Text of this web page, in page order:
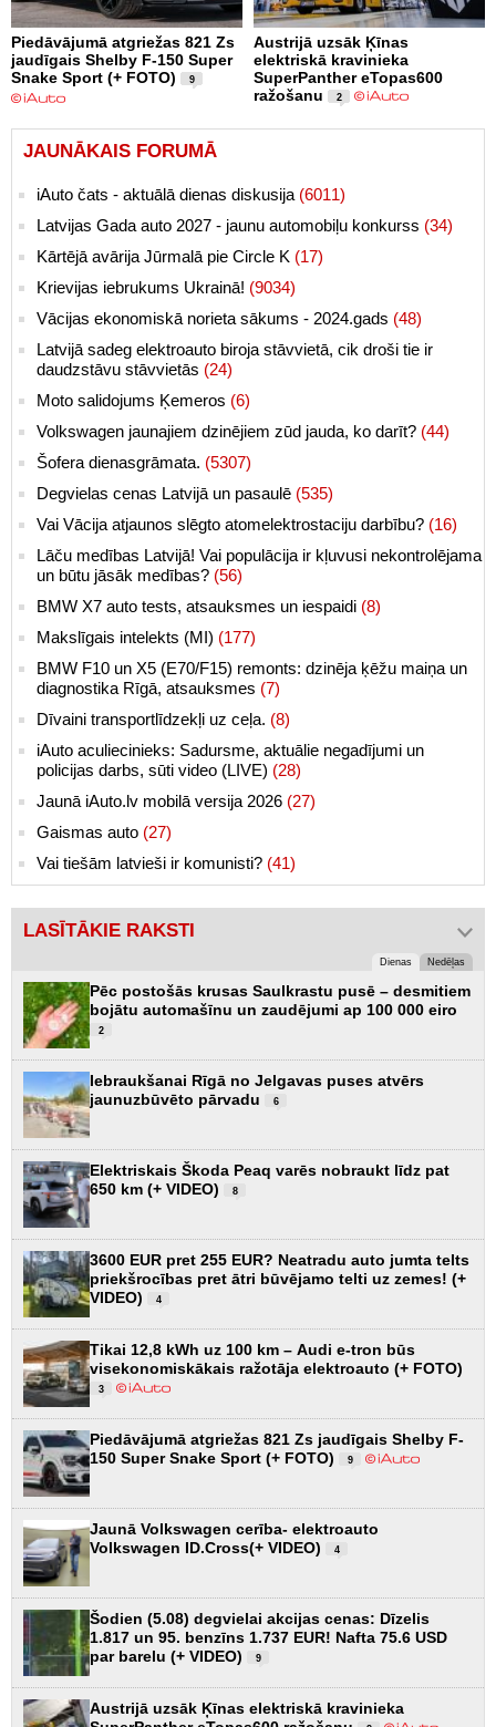
Piedāvājumā atgriežas 821 Zs
jaudīgais Shelby F-150 Super
Snake Sport (+ FOTO)
9
Austrijā uzsāk Ķīnas
elektriskā kravinieka
SuperPanther eTopas600
ražošanu
2
JAUNĀKAIS FORUMĀ
iAuto čats - aktuālā dienas diskusija (6011)
Latvijas Gada auto 2027 - jaunu automobiļu konkurss (34)
Kārtējā avārija Jūrmalā pie Circle K (17)
Krievijas iebrukums Ukrainā! (9034)
Vācijas ekonomiskā norieta sākums - 2024.gads (48)
Latvijā sadeg elektroauto biroja stāvvietā, cik droši tie ir
daudzstāvu stāvvietās (24)
Moto salidojums Ķemeros (6)
Volkswagen jaunajiem dzinējiem zūd jauda, ko darīt? (44)
Šofera dienasgrāmata. (5307)
Degvielas cenas Latvijā un pasaulē (535)
Vai Vācija atjaunos slēgto atomelektrostaciju darbību? (16)
Lāču medības Latvijā! Vai populācija ir kļuvusi nekontrolējama
un būtu jāsāk medības? (56)
BMW X7 auto tests, atsauksmes un iespaidi (8)
Makslīgais intelekts (MI) (177)
BMW F10 un X5 (E70/F15) remonts: dzinēja ķēžu maiņa un
diagnostika Rīgā, atsauksmes (7)
Dīvaini transportlīdzekļi uz ceļa. (8)
iAuto aculiecinieks: Sadursme, aktuālie negadījumi un
policijas darbs, sūti video (LIVE) (28)
Jaunā iAuto.lv mobilā versija 2026 (27)
Gaismas auto (27)
Vai tiešām latvieši ir komunisti? (41)
LASĪTĀKIE RAKSTI
Dienas Nedēļas
Pēc postošās krusas Saulkrastu pusē – desmitiem
bojātu automašīnu un zaudējumi ap 100 000 eiro
2
Iebraukšanai Rīgā no Jelgavas puses atvērs
jaunuzbūvēto pārvadu
6
Elektriskais Škoda Peaq varēs nobraukt līdz pat
650 km (+ VIDEO)
8
3600 EUR pret 255 EUR? Neatradu auto jumta telts
priekšrocības pret ātri būvējamo telti uz zemes! (+
VIDEO)
4
Tikai 12,8 kWh uz 100 km – Audi e-tron būs
visekonomiskākais ražotāja elektroauto (+ FOTO)
3
Piedāvājumā atgriežas 821 Zs jaudīgais Shelby F-
150 Super Snake Sport (+ FOTO)
9
Jaunā Volkswagen cerība- elektroauto
Volkswagen ID.Cross(+ VIDEO)
4
Šodien (5.08) degvielai akcijas cenas: Dīzelis
1.817 un 95. benzīns 1.737 EUR! Nafta 75.6 USD
par barelu (+ VIDEO)
9
Austrijā uzsāk Ķīnas elektriskā kravinieka